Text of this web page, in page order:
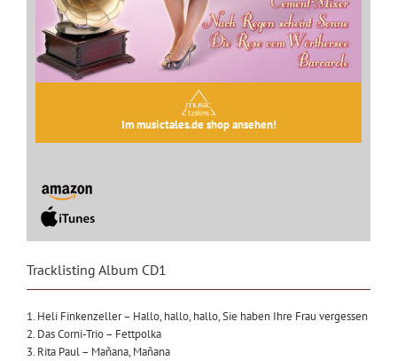
Im musictales.de shop ansehen!
Tracklisting Album CD1
1. Heli Finkenzeller – Hallo, hallo, hallo, Sie haben Ihre Frau vergessen
2. Das Corni-Trio – Fettpolka
3. Rita Paul – Mañana, Mañana